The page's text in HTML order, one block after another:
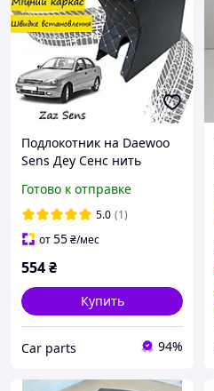
Подлокотник на Daewoo
Sens Деу Сенс нить
Готово к отправке
5.0 (1)
от55₴/мес
554₴
Купить
Сar parts 94%